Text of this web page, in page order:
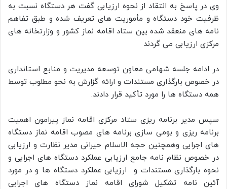
وی در پاسخ به انتقاد از نحوه ارزیابی گفت هر دستگاه نسبت به
ظرفیت خود دستگاه و مأموریت های تعریف شده و طبق تفاهم
نامه های منعقد شده بین ستاد اقامه نماز کشور و وزارتخانه های
مرکزی ارزیابی می گردند
در ادامه جلسه شهامی معاون توسعه مدیریت و منابع استانداری
در خصوص بارگذاری مستندات و ارائه گزارش به نحو مطلوب توسط
همه دستگاه ها را مورد تأکید قرار دادند.
سپس مدیر برنامه ریزی ستاد مرکزی اقامه نماز پیرامون اهمیت
برنامه ریزی و بومی سازی برنامه های مصوب اقامه نماز دستگاه
های اجرایی وهمچنین حجه الاسلام حیرانی مدیر نظارت و ارزیابی
در خصوص نظام نامه جامع ارزیابی عملکرد دستگاه های اجرایی و
نحوه بارگذاری مستندات و ارزیابی عملکرد دستگاه ها و در مورد
آئین نامه تشکیل شورای اقامه نماز دستگاه های اجرایی